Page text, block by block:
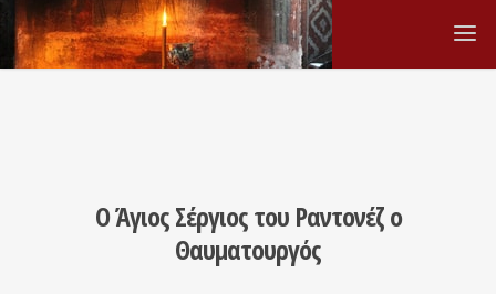
Ο Άγιος Σέργιος του Ραντονέζ ο
Θαυματουργός